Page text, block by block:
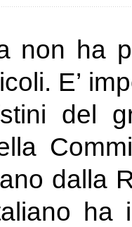
non ha
E’
del
dalla
ha